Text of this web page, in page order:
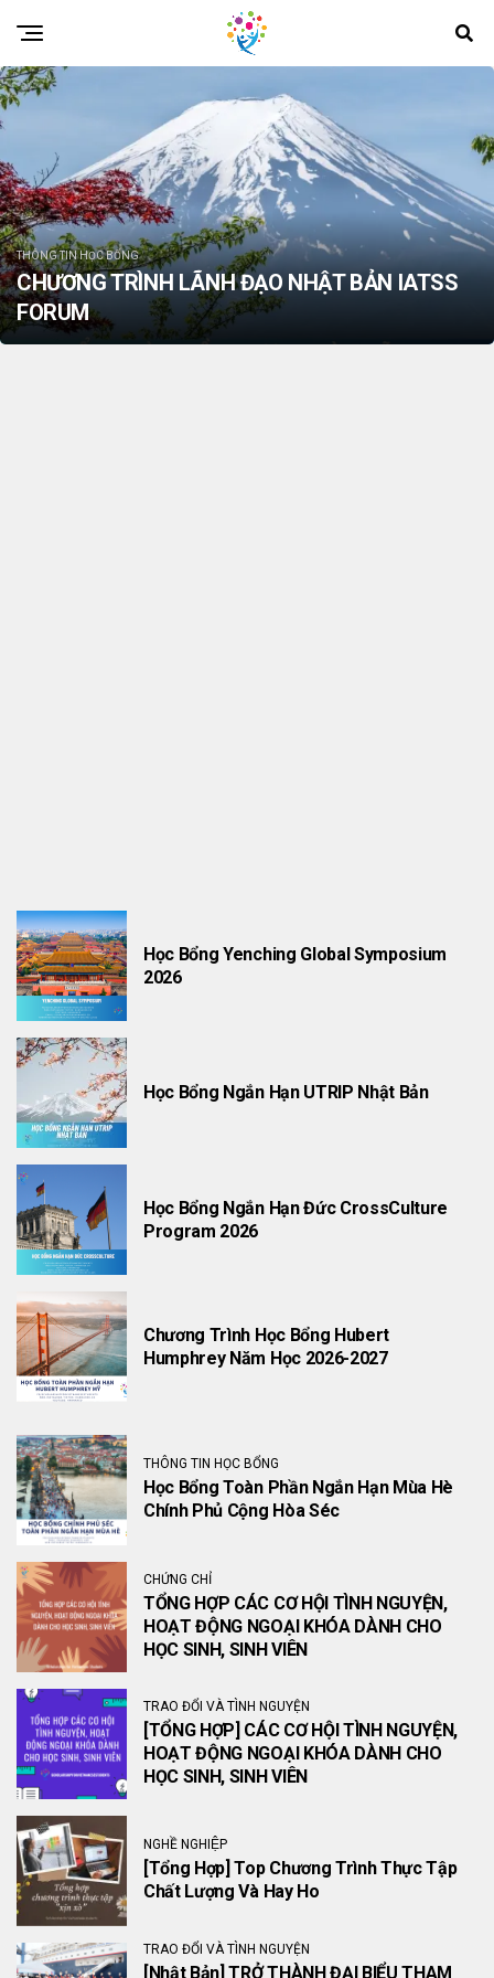
THÔNG TIN HỌC BỔNG
CHƯƠNG TRÌNH LÃNH ĐẠO NHẬT BẢN IATSS
FORUM
Học Bổng Yenching Global Symposium
2026
Học Bổng Ngắn Hạn UTRIP Nhật Bản
Học Bổng Ngắn Hạn Đức CrossCulture
Program 2026
Chương Trình Học Bổng Hubert
Humphrey Năm Học 2026-2027
THÔNG TIN HỌC BỔNG
Học Bổng Toàn Phần Ngắn Hạn Mùa Hè
Chính Phủ Cộng Hòa Séc
CHỨNG CHỈ
TỔNG HỢP CÁC CƠ HỘI TÌNH NGUYỆN,
HOẠT ĐỘNG NGOẠI KHÓA DÀNH CHO
HỌC SINH, SINH VIÊN
TRAO ĐỔI VÀ TÌNH NGUYỆN
[TỔNG HỢP] CÁC CƠ HỘI TÌNH NGUYỆN,
HOẠT ĐỘNG NGOẠI KHÓA DÀNH CHO
HỌC SINH, SINH VIÊN
NGHỀ NGHIỆP
[Tổng Hợp] Top Chương Trình Thực Tập
Chất Lượng Và Hay Ho
TRAO ĐỔI VÀ TÌNH NGUYỆN
[Nhật Bản] TRỞ THÀNH ĐẠI BIỂU THAM